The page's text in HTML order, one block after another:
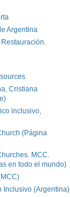
Argentina
Cristiana
inclusivo,
(Página
MCC.
en todo el mundo)
Inclusivo (Argentina)